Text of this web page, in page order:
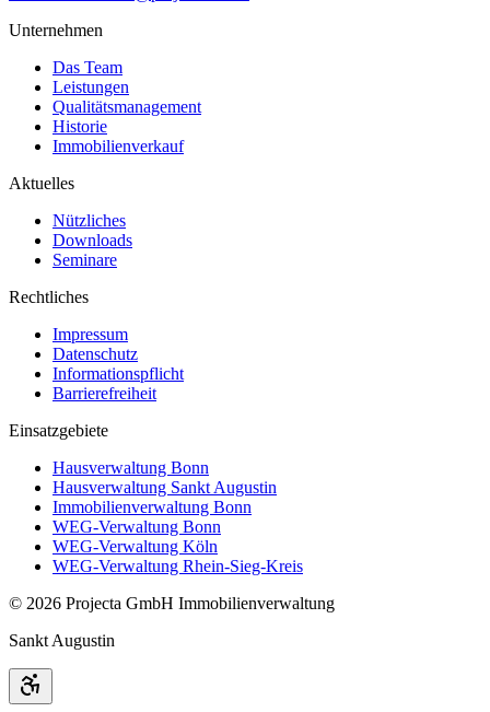
Unternehmen
Das Team
Leistungen
Qualitätsmanagement
Historie
Immobilienverkauf
Aktuelles
Nützliches
Downloads
Seminare
Rechtliches
Impressum
Datenschutz
Informationspflicht
Barrierefreiheit
Einsatzgebiete
Hausverwaltung Bonn
Hausverwaltung Sankt Augustin
Immobilienverwaltung Bonn
WEG-Verwaltung Bonn
WEG-Verwaltung Köln
WEG-Verwaltung Rhein-Sieg-Kreis
© 2026 Projecta GmbH Immobilienverwaltung
Sankt Augustin